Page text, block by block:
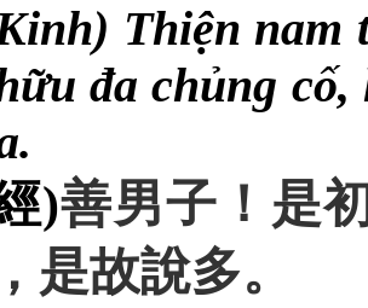
Thiện nam
đa chủng
)善男子 ！ 是
， 是故說多。